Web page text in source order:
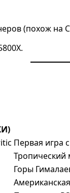
(похож на
Первая игра
Тропический
Горы